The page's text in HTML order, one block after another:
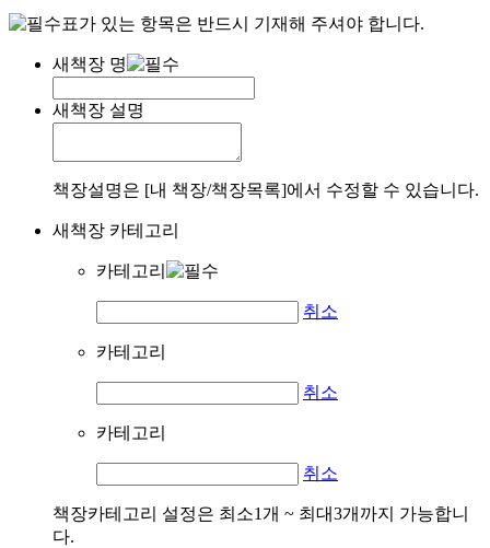
표가 있는 항목은 반드시 기재해 주셔야 합니다.
새책장 명
새책장 설명
책장설명은 [내 책장/책장목록]에서 수정할 수 있습니다.
새책장 카테고리
카테고리
취소
카테고리
취소
카테고리
취소
책장카테고리 설정은 최소1개 ~ 최대3개까지 가능합니
다.